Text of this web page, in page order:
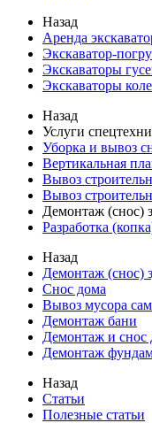
Назад
Аренда
Экскаватор-
Экскаваторы
Экскаваторы
Назад
Услуги
Уборка и вывоз
Вертикальная
Вывоз
Вывоз
Демонтаж (снос)
Разработка
Назад
Демонтаж (снос)
Снос дома
Вывоз мусора
Демонтаж бани
Демонтаж и снос
Демонтаж
Назад
Статьи
Полезные статьи